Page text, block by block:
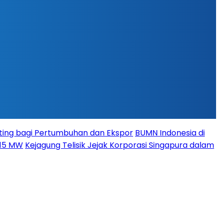
bagi Pertumbuhan dan Ekspor BUMN Indonesia di
MW Kejagung Telisik Jejak Korporasi Singapura dalam